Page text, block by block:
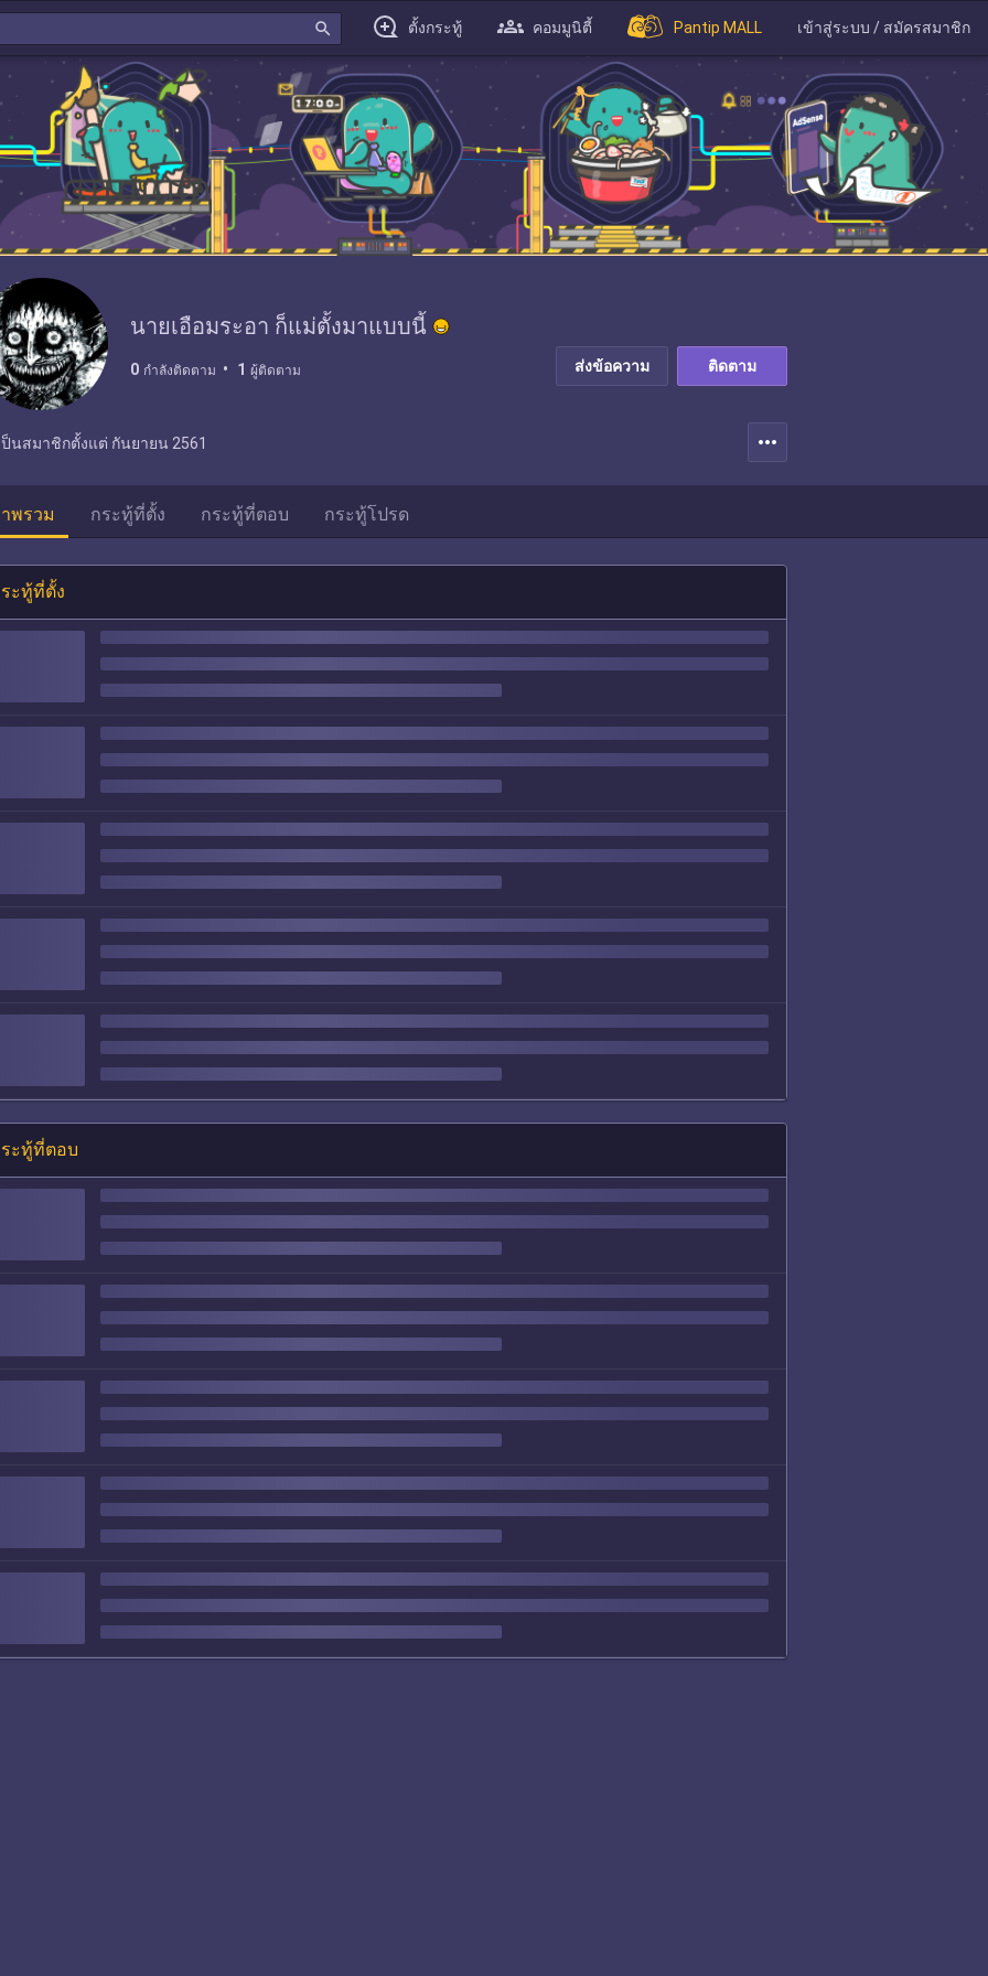
search ตั้งกระทู้ คอมมูนิตี้ Pantip MALL เข้าสู่ระบบ / สมัครสมาชิก
นายเอือมระอา ก็แม่ตั้งมาแบบนี้
0 กำลังติดตาม 1 ผู้ติดตาม ส่งข้อความ ติดตาม
ป็นสมาชิกตั้งแต่ กันยายน 2561 more_horiz
พรวม กระทู้ที่ตั้ง กระทู้ที่ตอบ กระทู้โปรด
ะทู้ที่ตั้ง
ะทู้ที่ตอบ